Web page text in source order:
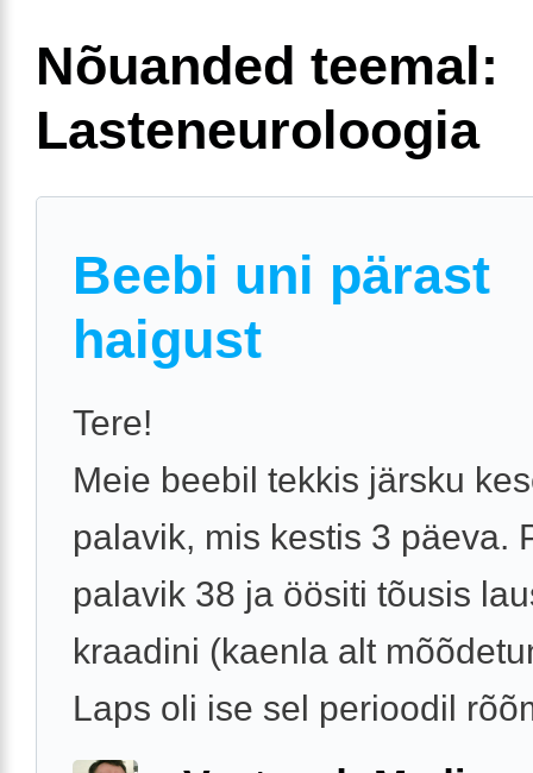
Nõuanded teemal:
Lasteneuroloogia
Beebi uni pärast
haigust
Tere!
Meie beebil tekkis järsku
palavik, mis kestis 3 päeva.
palavik 38 ja öösiti tõusis
kraadini (kaenla alt
Laps oli ise sel perioodil